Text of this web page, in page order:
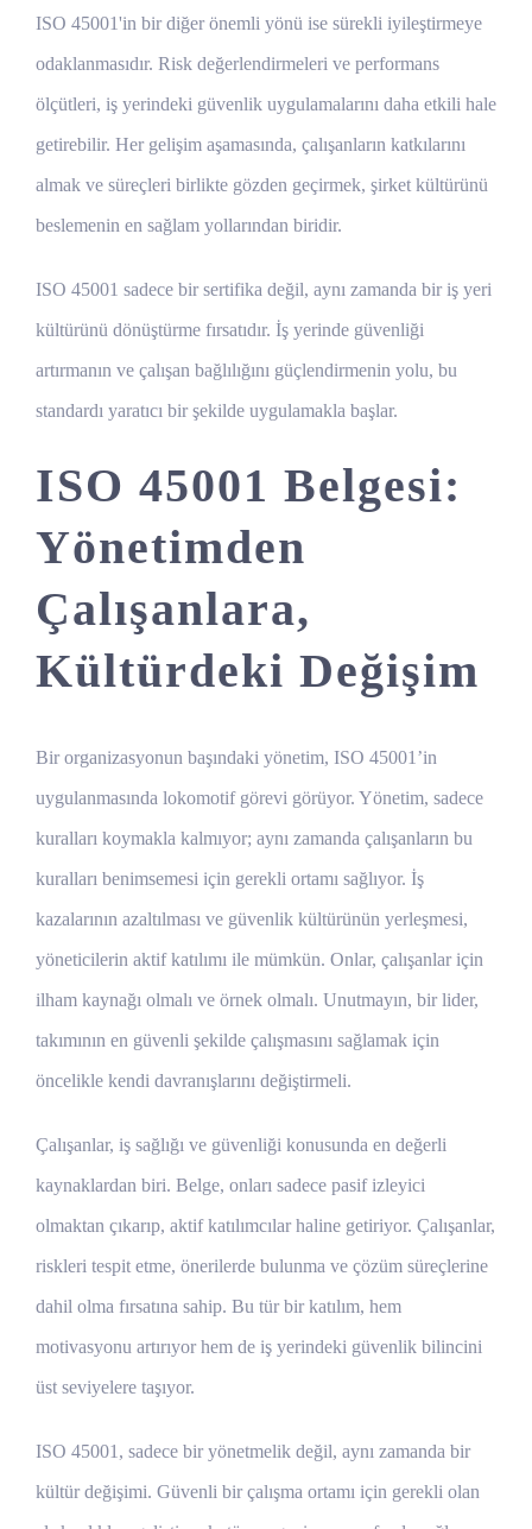
ISO 45001'in bir diğer önemli yönü ise sürekli iyileştirmeye
odaklanmasıdır. Risk değerlendirmeleri ve performans
ölçütleri, iş yerindeki güvenlik uygulamalarını daha etkili hale
getirebilir. Her gelişim aşamasında, çalışanların katkılarını
almak ve süreçleri birlikte gözden geçirmek, şirket kültürünü
beslemenin en sağlam yollarından biridir.
ISO 45001 sadece bir sertifika değil, aynı zamanda bir iş yeri
kültürünü dönüştürme fırsatıdır. İş yerinde güvenliği
artırmanın ve çalışan bağlılığını güçlendirmenin yolu, bu
standardı yaratıcı bir şekilde uygulamakla başlar.
ISO 45001 Belgesi:
Yönetimden
Çalışanlara,
Kültürdeki Değişim
Bir organizasyonun başındaki yönetim, ISO 45001’in
uygulanmasında lokomotif görevi görüyor. Yönetim, sadece
kuralları koymakla kalmıyor; aynı zamanda çalışanların bu
kuralları benimsemesi için gerekli ortamı sağlıyor. İş
kazalarının azaltılması ve güvenlik kültürünün yerleşmesi,
yöneticilerin aktif katılımı ile mümkün. Onlar, çalışanlar için
ilham kaynağı olmalı ve örnek olmalı. Unutmayın, bir lider,
takımının en güvenli şekilde çalışmasını sağlamak için
öncelikle kendi davranışlarını değiştirmeli.
Çalışanlar, iş sağlığı ve güvenliği konusunda en değerli
kaynaklardan biri. Belge, onları sadece pasif izleyici
olmaktan çıkarıp, aktif katılımcılar haline getiriyor. Çalışanlar,
riskleri tespit etme, önerilerde bulunma ve çözüm süreçlerine
dahil olma fırsatına sahip. Bu tür bir katılım, hem
motivasyonu artırıyor hem de iş yerindeki güvenlik bilincini
üst seviyelere taşıyor.
ISO 45001, sadece bir yönetmelik değil, aynı zamanda bir
kültür değişimi. Güvenli bir çalışma ortamı için gerekli olan